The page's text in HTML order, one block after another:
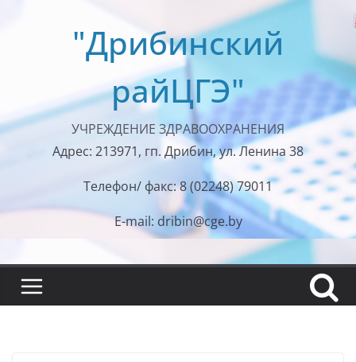
содержимому"Дрибинский
райЦГЭ"
УЧРЕЖДЕНИЕ ЗДРАВООХРАНЕНИЯ
Адрес: 213971, гп. Дрибин, ул. Ленина 38
Телефон/ факс: 8 (02248) 79011
E-mail: dribin@cge.by